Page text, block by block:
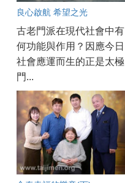
良心啟航 希望之光
古老門派在現代社會中有
何功能與作用？因應今日
社會應運而生的正是太極
門...